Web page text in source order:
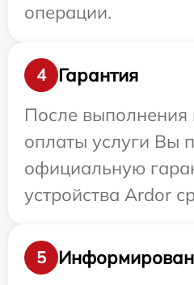
операции.
4
Гарантия
После выполнения
оплаты услуги Вы
официальную
устройства Ardor
5